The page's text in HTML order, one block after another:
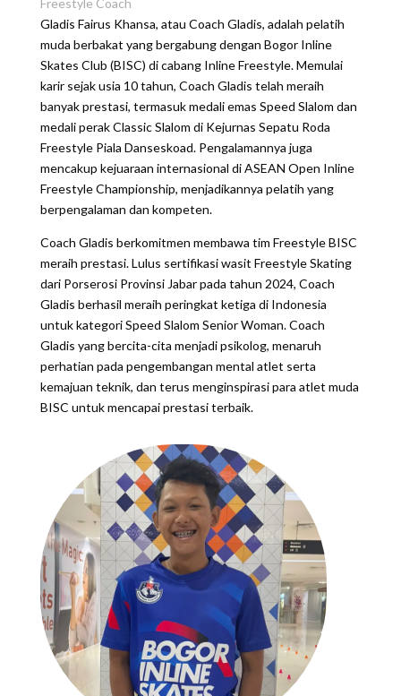
Gladis Fairus Khansa, atau Coach Gladis, adalah pelatih
muda berbakat yang bergabung dengan Bogor Inline
Skates Club (BISC) di cabang Inline Freestyle. Memulai
karir sejak usia 10 tahun, Coach Gladis telah meraih
banyak prestasi, termasuk medali emas Speed Slalom dan
medali perak Classic Slalom di Kejurnas Sepatu Roda
Freestyle Piala Danseskoad. Pengalamannya juga
mencakup kejuaraan internasional di ASEAN Open Inline
Freestyle Championship, menjadikannya pelatih yang
berpengalaman dan kompeten.
Coach Gladis berkomitmen membawa tim Freestyle BISC
meraih prestasi. Lulus sertifikasi wasit Freestyle Skating
dari Porserosi Provinsi Jabar pada tahun 2024, Coach
Gladis berhasil meraih peringkat ketiga di Indonesia
untuk kategori Speed Slalom Senior Woman. Coach
Gladis yang bercita-cita menjadi psikolog, menaruh
perhatian pada pengembangan mental atlet serta
kemajuan teknik, dan terus menginspirasi para atlet muda
BISC untuk mencapai prestasi terbaik.